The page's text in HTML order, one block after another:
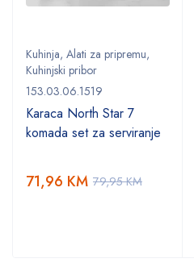
Kuhinja, Alati za pripremu,
Kuhinjski pribor
153.03.06.1519
Karaca North Star 7
komada set za serviranje
79,95KM
71,96 KM